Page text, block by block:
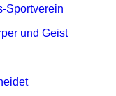
Sportverein
und Geist